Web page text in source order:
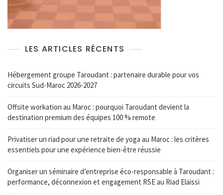
LES ARTICLES RÉCENTS
Hébergement groupe Taroudant : partenaire durable pour vos
circuits Sud-Maroc 2026-2027
Offsite workation au Maroc : pourquoi Taroudant devient la
destination premium des équipes 100 % remote
Privatiser un riad pour une retraite de yoga au Maroc : les critères
essentiels pour une expérience bien-être réussie
Organiser un séminaire d’entreprise éco-responsable à Taroudant :
performance, déconnexion et engagement RSE au Riad Elaissi